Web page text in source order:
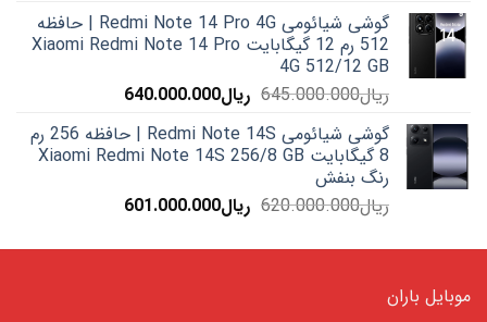
ریال690.000.000
بود.
ریال687.000.000. گوشی شیائومی Redmi Note 14 Pro 4G | حافظه
512 رم 12 گیگابایت Xiaomi Redmi Note 14 Pro
4G 512/12 GB
ریال645.000.000 قیمت
ریال645.000.000
بود.
ریال640.000.000قیمت
ریال640.000.000.
گوشی شیائومی Redmi Note 14S | حافظه 256 رم
8 گیگابایت Xiaomi Redmi Note 14S 256/8 GB
رنگ بنفش
ریال620.000.000 قیمت
ریال620.000.000
ریال601.000.000قیمت
ریال601.000.000.
موبایل باران